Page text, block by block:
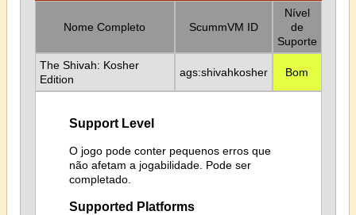
Nome Completo ScummVM ID
Nível
de
Suporte
The Shivah: Kosher
Edition
ags:shivahkosher Bom
Support Level
O jogo pode conter pequenos erros que
não afetam a jogabilidade. Pode ser
completado.
Supported Platforms